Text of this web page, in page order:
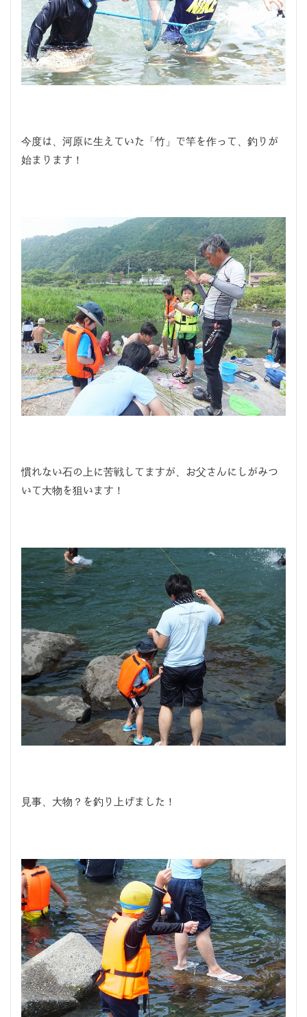
今度は、河原に生えていた「竹」で竿を作って、釣りが
始まります！
慣れない石の上に苦戦してますが、お父さんにしがみつ
いて大物を狙います！
見事、大物？を釣り上げました！